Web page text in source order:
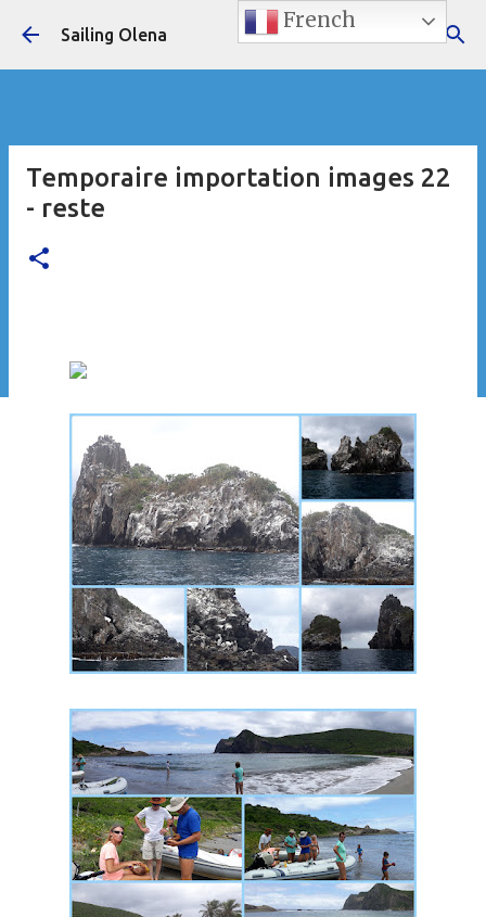
Accéder au contenu principal
Sailing Olena
Temporaire importation images 22
- reste
French